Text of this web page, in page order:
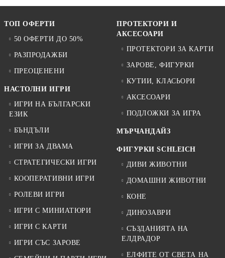
ТОП ОФЕРТИ
50 ОФЕРТИ ДО 50%
РАЗПРОДАЖБИ
ПРЕОЦЕНЕНИ
НАСТОЛНИ ИГРИ
ИГРИ НА БЪЛГАРСКИ
ЕЗИК
БЪНДЪЛИ
ИГРИ ЗА ДВАМА
СТРАТЕГИЧЕСКИ ИГРИ
КООПЕРАТИВНИ ИГРИ
РОЛЕВИ ИГРИ
ИГРИ С МИНИАТЮРИ
ИГРИ С КАРТИ
ИГРИ СЪС ЗАРОВЕ
ПРОТЕКТОРИ И
АКСЕСОАРИ
ПРОТЕКТОРИ ЗА КАРТИ
ЗАРОВЕ, ФИГУРКИ
КУТИИ, КЛАСЬОРИ
АКСЕСОАРИ
ПОДЛОЖКИ ЗА ИГРА
МЪРЧАНДАЙЗ
ФИГУРКИ SCHLEICH
ДИВИ ЖИВОТНИ
ДОМАШНИ ЖИВОТНИ
КОНЕ
ДИНОЗАВРИ
СЪЗДАНИЯТА НА
ЕЛДРАДОР
ЕЛФИТЕ ОТ СВЕТА НА